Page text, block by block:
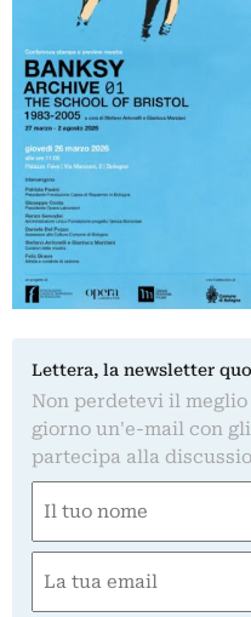
Lettera, la newsletter
Non perdetevi il
giorno un'e-mail con
partecipa alla
(Required)
First
(Required)